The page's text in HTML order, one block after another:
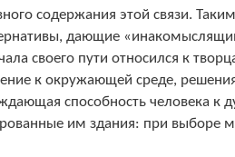
содержания этой связи.
дающие
своего пути относился к
к окружающей среде,
способность человека
им здания: при выборе